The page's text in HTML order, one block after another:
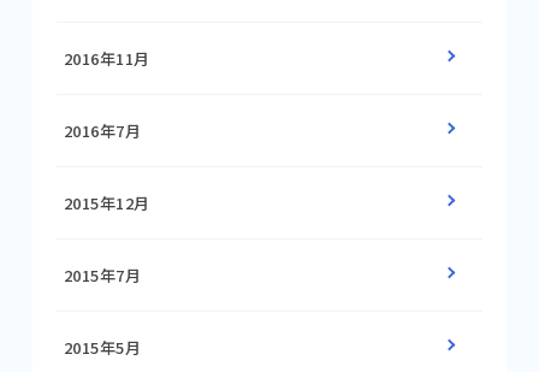
2016年11月
2016年7月
2015年12月
2015年7月
2015年5月